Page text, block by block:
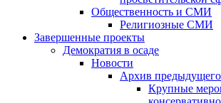
Общественность и СМИ
Религиозные СМИ
Завершенные проекты
Демократия в осаде
Новости
Архив предыдущего
Крупные